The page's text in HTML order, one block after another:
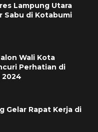
Lampung Utara
Sabu di Kotabumi
Wali Kota
Perhatian di
2024
Gelar Rapat Kerja di